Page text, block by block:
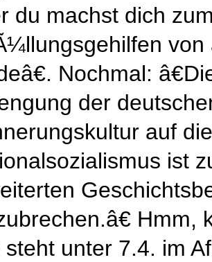
du machst dich
Nochmal:
der
auf
ist
Hmm,
steht unter 7.4. im